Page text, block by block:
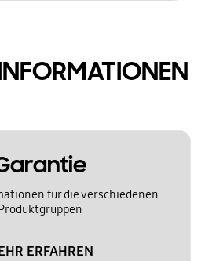
für die verschiedenen
ERFAHREN